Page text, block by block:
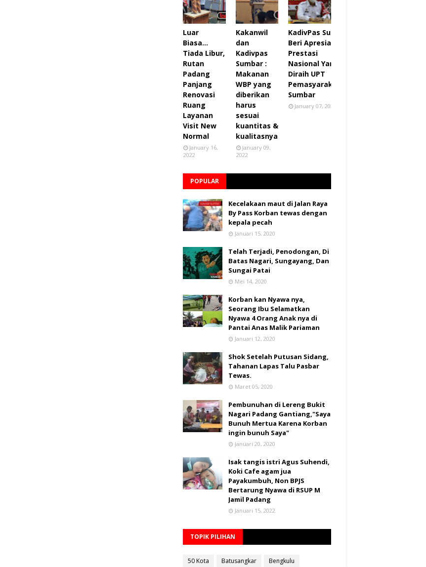
Luar
Biasa...
Tiada Libur,
Rutan
Padang
Panjang
Renovasi
Ruang
Layanan
Visit New
Normal
January 16,
2022
Kakanwil
dan
Kadivpas
Sumbar :
Makanan
WBP yang
diberikan
harus
sesuai
kuantitas &
kualitasnya
January 09,
2022
KadivPas Sumbar
Beri Apresiasi 27
Prestasi
Nasional Yang
Diraih UPT
Pemasyarakatan
Sumbar
January 07, 2022
POPULAR
Kecelakaan maut di Jalan Raya
By Pass Korban tewas dengan
kepala pecah
Januari 15, 2020
Telah Terjadi, Penodongan, Di
Batas Nagari, Sungayang, Dan
Sungai Patai
Mei 14, 2020
Korban kan Nyawa nya,
Seorang Ibu Selamatkan
Nyawa 4 Orang Anak nya di
Pantai Anas Malik Pariaman
Januari 12, 2020
Shok Setelah Putusan Sidang,
Tahanan Lapas Talu Pasbar
Tewas.
Maret 05, 2020
Pembunuhan di Lereng Bukit
Nagari Padang Gantiang,"Saya
Bunuh Mertua Karena Korban
ingin bunuh Saya"
Januari 20, 2020
Isak tangis istri Agus Suhendi,
Koki Cafe agam jua
Payakumbuh, Non BPJS
Bertarung Nyawa di RSUP M
Jamil Padang
Januari 15, 2022
TOPIK PILIHAN
50 Kota Batusangkar Bengkulu